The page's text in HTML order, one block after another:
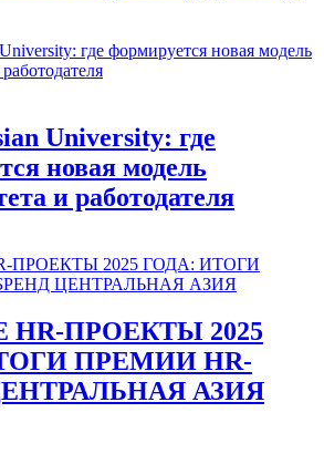
University: где
новая модель
и работодателя
ПРОЕКТЫ 2025
ПРЕМИИ HR-
АЗИЯ